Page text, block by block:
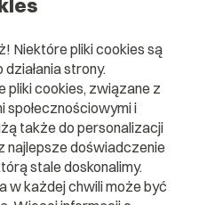
.camp
we właściwej branży.
Niektóre pliki cookies są
strony.
pliki cookies, związane z
społecznościowymi i
także do personalizacji
najlepsze doświadczenie
stale doskonalimy.
w każdej chwili może być